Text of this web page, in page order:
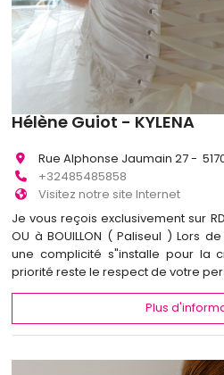
Hélène Guiot - KYLENA
Rue Alphonse Jaumain 27 -
+32485485858
Visitez notre site Internet
Je vous reçois exclusivement sur
OU à BOUILLON ( Paliseul ) Lors
une complicité s"installe pour la
priorité reste le respect de votre
Plus